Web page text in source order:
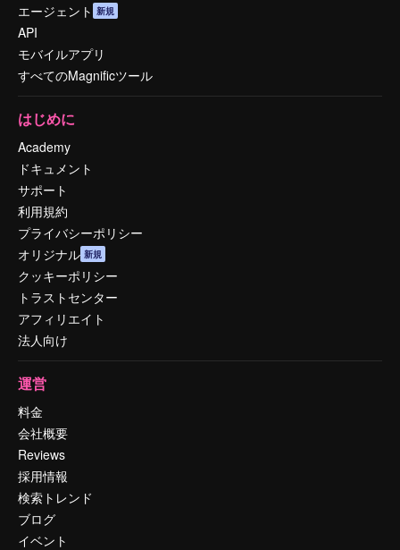
エージェント 新規
API
モバイルアプリ
すべてのMagnificツール
はじめに
Academy
ドキュメント
サポート
利用規約
プライバシーポリシー
オリジナル 新規
クッキーポリシー
トラストセンター
アフィリエイト
法人向け
運営
料金
会社概要
Reviews
採用情報
検索トレンド
ブログ
イベント